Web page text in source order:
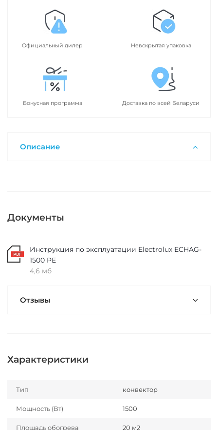
Официальный дилер Невскрытая упаковка
Бонусная программа Доставка по всей Беларуси
Описание
Документы
Инструкция по эксплуатации Electrolux ECHAG-
1500 PE
4,6 мб
Отзывы
Характеристики
Тип конвектор
Мощность (Вт) 1500
Площадь обогрева 20 м2